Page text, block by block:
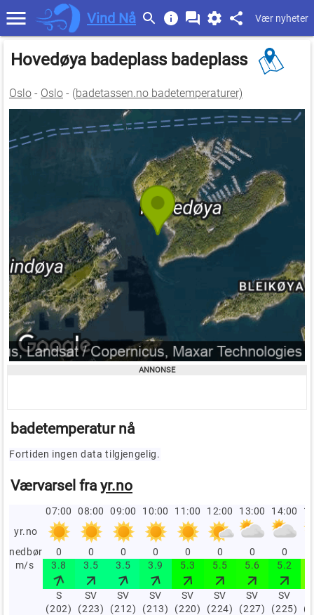
Vind Nå Vær nyheter
Hovedøya badeplass badeplass
Oslo - Oslo - (badetassen.no badetemperaturer)
badetemperatur nå
Fortiden ingen data tilgjengelig.
Værvarsel fra yr.no
07:00 08:00 09:00 10:00 11:00 12:00 13:00 14:00
yr.no
nedbør
0 0 0 0 0 0 0 0
m/s
3.8 3.5 3.5 3.9 5.3 5.5 5.6 5.2
S
(202)
SV
(223)
SV
(212)
SV
(213)
SV
(220)
SV
(224)
SV
(227)
SV
(225)